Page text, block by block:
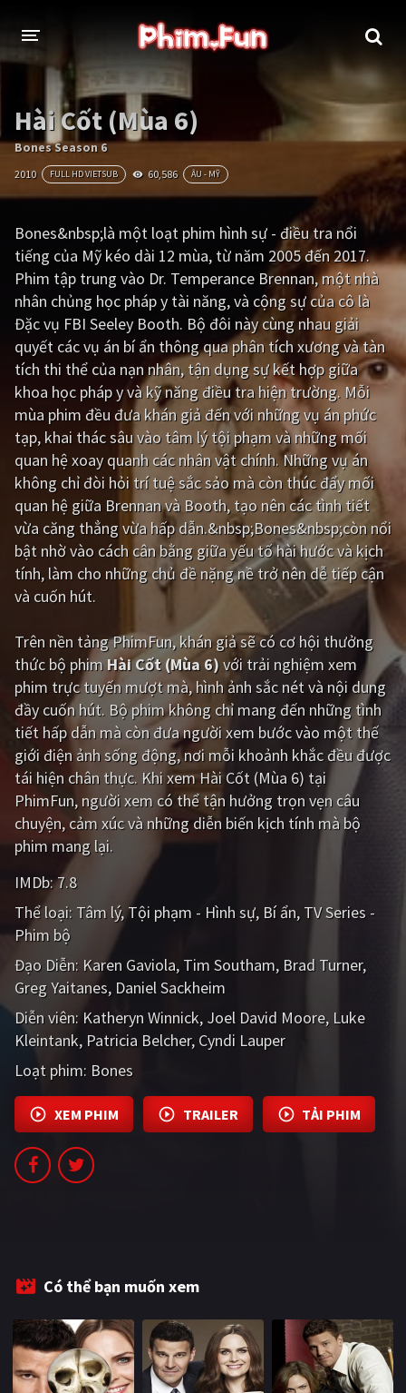
THỂ LOẠI
Thần thoại - Cổ trang Hành động
Tâm lý Chiến tranh
Kinh dị Tội phạm - Hình sự
Phiêu lưu Hài hước
Viễn tưởng Khoa học - Tài liệu
Hoạt hình Thể thao
Tình cảm - Lãng mạn Kỳ ảo
Giật gân Gia đình
Bí ẩn Lịch sử
Viễn Tây Tiểu sử
GameShow DramaTV
QUỐC GIA
Âu - Mỹ Trung Quốc - Hồng Kông
Hàn Quốc Nhật Bản
Ấn Độ Việt Nam
Tổng hợp
CẬP NHẬT
PHIM MỚI
PHIM BỘ
PHIM LẺ
PHIM CHIẾU RẠP
TUYỂN TẬP PHIM
BLOG
Hài Cốt (Mùa 6)
Bones Season 6
2010 FULL HD VIETSUB 60,586 ÂU - MỸ
Bones&nbsp;là một loạt phim hình sự - điều tra nổi
tiếng của Mỹ kéo dài 12 mùa, từ năm 2005 đến 2017.
Phim tập trung vào Dr. Temperance Brennan, một nhà
nhân chủng học pháp y tài năng, và cộng sự của cô là
Đặc vụ FBI Seeley Booth. Bộ đôi này cùng nhau giải
quyết các vụ án bí ẩn thông qua phân tích xương và tàn
tích thi thể của nạn nhân, tận dụng sự kết hợp giữa
khoa học pháp y và kỹ năng điều tra hiện trường. Mỗi
mùa phim đều đưa khán giả đến với những vụ án phức
tạp, khai thác sâu vào tâm lý tội phạm và những mối
quan hệ xoay quanh các nhân vật chính. Những vụ án
không chỉ đòi hỏi trí tuệ sắc sảo mà còn thúc đẩy mối
quan hệ giữa Brennan và Booth, tạo nên các tình tiết
vừa căng thẳng vừa hấp dẫn.&nbsp;Bones&nbsp;còn nổi
bật nhờ vào cách cân bằng giữa yếu tố hài hước và kịch
tính, làm cho những chủ đề nặng nề trở nên dễ tiếp cận
và cuốn hút.
Trên nền tảngPhimFun, khán giả sẽ có cơ hội thưởng
thức bộ phim Hài Cốt (Mùa 6)với trải nghiệm xem
phim trực tuyến mượt mà, hình ảnh sắc nét và nội dung
đầy cuốn hút. Bộ phim không chỉ mang đến những tình
tiết hấp dẫn mà còn đưa người xem bước vào một thế
giới điện ảnh sống động, nơi mỗi khoảnh khắc đều được
tái hiện chân thực. Khi xem Hài Cốt (Mùa 6) tại
PhimFun, người xem có thể tận hưởng trọn vẹn câu
chuyện, cảm xúc và những diễn biến kịch tính mà bộ
phim mang lại.
IMDb:7.8
Thể loại: Tâm lý Tội phạm - Hình sự Bí ẩn TV Series -
Phim bộ
Đạo Diễn: Karen Gaviola Tim Southam Brad Turner
Greg Yaitanes Daniel Sackheim
Diễn viên: Katheryn Winnick Joel David Moore Luke
Kleintank Patricia Belcher Cyndi Lauper
Loạt phim: Bones
XEM PHIM TRAILER TẢI PHIM
Có thể bạn muốn xem